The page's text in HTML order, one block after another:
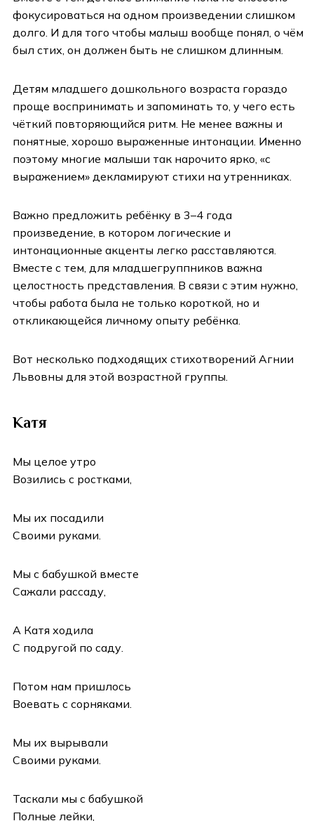
фокусироваться на одном произведении слишком
долго. И для того чтобы малыш вообще понял, о чём
был стих, он должен быть не слишком длинным.
Детям младшего дошкольного возраста гораздо
проще воспринимать и запоминать то, у чего есть
чёткий повторяющийся ритм. Не менее важны и
понятные, хорошо выраженные интонации. Именно
поэтому многие малыши так нарочито ярко, «с
выражением» декламируют стихи на утренниках.
Важно предложить ребёнку в 3–4 года
произведение, в котором логические и
интонационные акценты легко расставляются.
Вместе с тем, для младшегруппников важна
целостность представления. В связи с этим нужно,
чтобы работа была не только короткой, но и
откликающейся личному опыту ребёнка.
Вот несколько подходящих стихотворений Агнии
Львовны для этой возрастной группы.
Катя
Мы целое утро
Возились с ростками,
Мы их посадили
Своими руками.
Мы с бабушкой вместе
Сажали рассаду,
А Катя ходила
С подругой по саду.
Потом нам пришлось
Воевать с сорняками.
Мы их вырывали
Своими руками.
Таскали мы с бабушкой
Полные лейки,